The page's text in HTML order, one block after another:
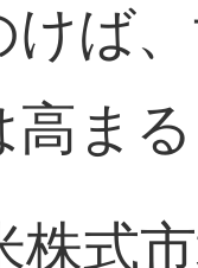
けば
高ま
株式